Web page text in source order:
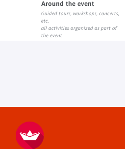
Around the event
Guided tours, workshops, concerts,
etc.
all activities organized as part of
the event